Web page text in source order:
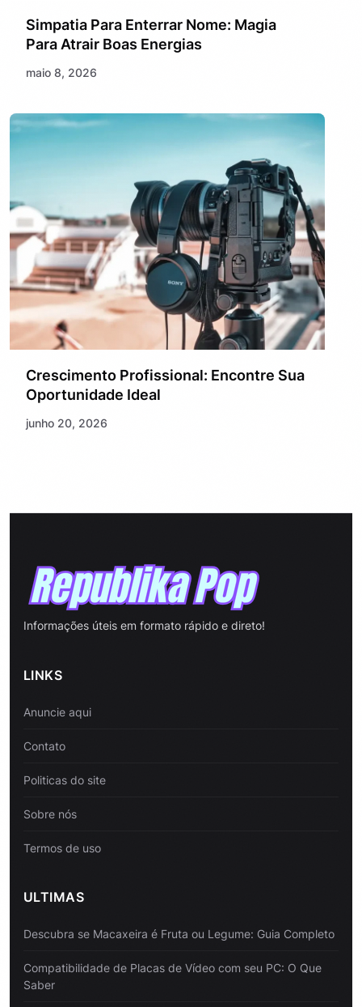
Simpatia Para Enterrar Nome: Magia
Para Atrair Boas Energias
maio 8, 2026
Crescimento Profissional: Encontre Sua
Oportunidade Ideal
junho 20, 2026
Informações úteis em formato rápido e direto!
LINKS
Anuncie aqui
Contato
Politicas do site
Sobre nós
Termos de uso
ULTIMAS
Descubra se Macaxeira é Fruta ou Legume: Guia Completo
Compatibilidade de Placas de Vídeo com seu PC: O Que
Saber